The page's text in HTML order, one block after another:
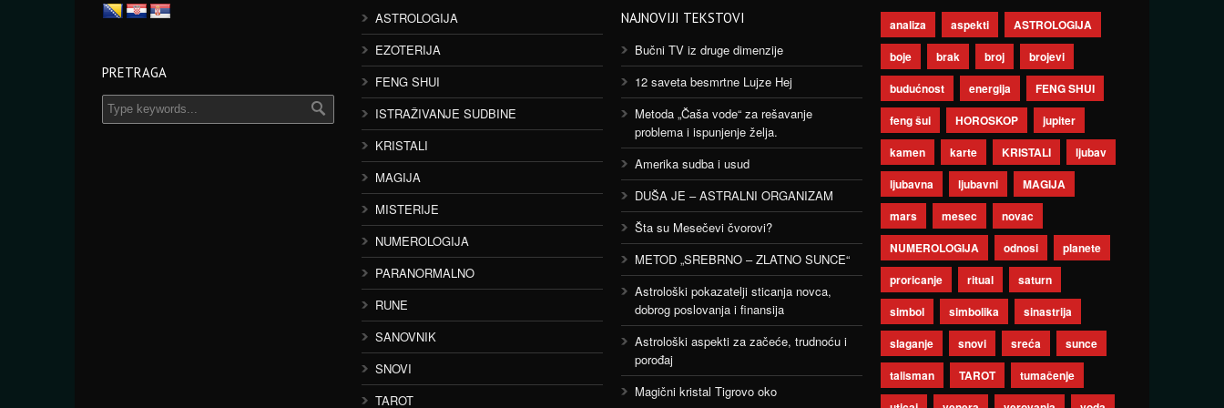
PRETRAGA
ASTROLOGIJA
EZOTERIJA
FENG SHUI
ISTRAŽIVANJE SUDBINE
KRISTALI
MAGIJA
MISTERIJE
NUMEROLOGIJA
PARANORMALNO
RUNE
SANOVNIK
SNOVI
TAROT
NAJNOVIJI TEKSTOVI
Bučni TV iz druge dimenzije
12 saveta besmrtne Lujze Hej
Metoda „Čaša vode“ za rešavanje
problema i ispunjenje želja.
Amerika sudba i usud
DUŠA JE – ASTRALNI ORGANIZAM
Šta su Mesečevi čvorovi?
METOD „SREBRNO – ZLATNO SUNCE“
Astrološki pokazatelji sticanja novca,
dobrog poslovanja i finansija
Astrološki aspekti za začeće, trudnoću i
porođaj
Magični kristal Tigrovo oko
analiza aspekti
ASTROLOGIJA
boje
brak broj
brojevi
budućnost
energija
FENG SHUI
feng šui
HOROSKOP
jupiter
kamen
karte KRISTALI
ljubav
ljubavna
ljubavni
MAGIJA
mars
mesec
novac
NUMEROLOGIJA
odnosi
planete
proricanje
ritual
saturn
simbol
simbolika
sinastrija
slaganje
snovi sreća
sunce
talisman
TAROT
tumačenje